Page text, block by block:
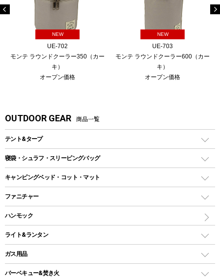
NEW
UE-702
モンテ ラウンドクーラー350（カー
キ）
オープン価格
NEW
UE-703
モンテ ラウンドクーラー600（カー
キ）
オープン価格
OUTDOOR GEAR 商品一覧
テント&タープ
テント
ツールームテント
ワンポールテント
シェルターテント
ロッジ型・オリジナルテント
タープ
寝袋・シュラフ・スリーピングバッグ
レクタングラー型（封筒型）シュラフ
インナーシュラフ
キャンピングベッド・コット・マット
キャンピングベッド・コット
インフレータブルマット
ファニチャー
アウトドアテーブル
レジャーシート
ハンモック
ライト&ランタン
LEDランタン
ガスランタン
ガス用品
ガスバーナー
バーベキュー&焚き火